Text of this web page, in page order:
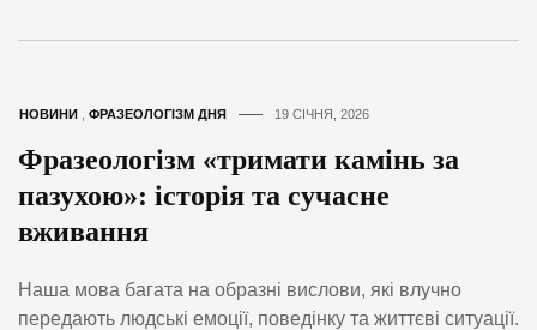
НОВИНИ ФРАЗЕОЛОГІЗМ ДНЯ 19 СІЧНЯ, 2026
Фразеологізм «тримати камінь за
пазухою»: історія та сучасне
вживання
Наша мова багата на образні вислови, які влучно
передають людські емоції, поведінку та життєві ситуації.